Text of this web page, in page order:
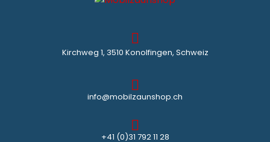
Kirchweg 1, 3510 Konolfingen, Schweiz
info@mobilzaunshop.ch
+41 (0)31 792 11 28